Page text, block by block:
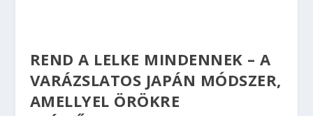
REND A LELKE MINDENNEK – A
VARÁZSLATOS JAPÁN MÓDSZER,
AMELLYEL ÖRÖKRE